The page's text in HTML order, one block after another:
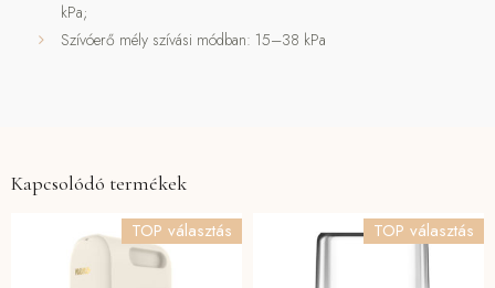
kPa;
Szívóerő mély szívási módban: 15–38 kPa
Kapcsolódó termékek
TOP választás
TOP választás